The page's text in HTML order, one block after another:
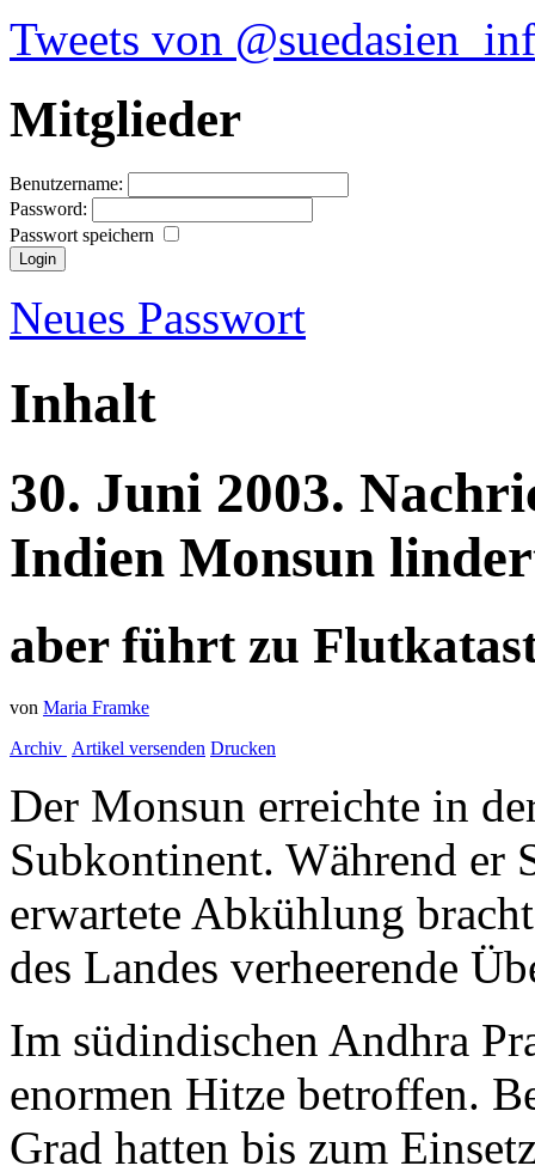
Tweets von
Mitglieder
Benutzername:
Password:
Passwort speichern
Neues Passwort
Inhalt
30. Juni 2003.
Indien Monsun
aber führt zu
von Maria Framke
Archiv Artikel versenden Drucken
Der Monsun erreichte in
Subkontinent. Während er
erwartete Abkühlung
des Landes verheerende
Im südindischen Andhra
enormen Hitze betroffen.
Grad hatten bis zum